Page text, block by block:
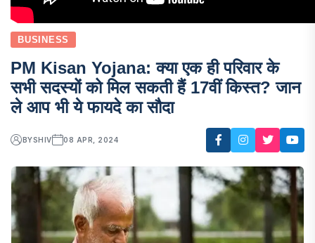
BUSINESS
PM Kisan Yojana: क्या एक ही परिवार के
सभी सदस्यों को मिल सकती हैं 17वीं किस्त? जान
ले आप भी ये फायदे का सौदा
BYSHIV 08 APR, 2024